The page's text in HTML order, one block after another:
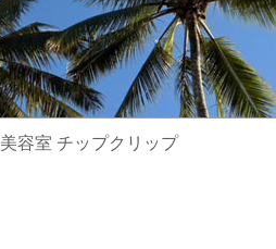
容室 チップクリップ